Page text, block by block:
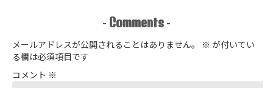
- Comments -
メールアドレスが公開されることはありません。 ※ が付いてい
る欄は必須項目です
コメント ※